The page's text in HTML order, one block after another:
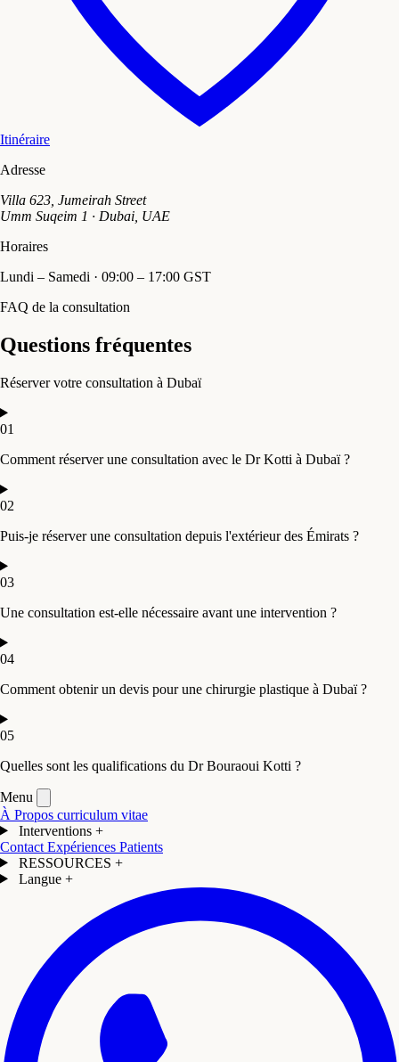
Itinéraire
Adresse
Villa 623, Jumeirah Street
Umm Suqeim 1 · Dubai, UAE
Horaires
Lundi – Samedi · 09:00 – 17:00 GST
FAQ de la consultation
Questions fréquentes
Réserver votre consultation à Dubaï
01
Comment réserver une consultation avec le Dr Kotti à Dubaï ?
02
Puis-je réserver une consultation depuis l'extérieur des Émirats ?
03
Une consultation est-elle nécessaire avant une intervention ?
04
Comment obtenir un devis pour une chirurgie plastique à Dubaï ?
05
Quelles sont les qualifications du Dr Bouraoui Kotti ?
Menu
À Propos curriculum vitae
Interventions +
Contact Expériences Patients
RESSOURCES +
Langue +